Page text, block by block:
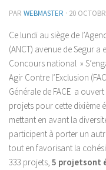
PAR WEBMASTER · 20
Ce lundi au siège de
(ANCT) avenue de Segur a
Concours national »
Agir Contre l’Exclusion
Générale de FACE a
projets pour cette dixième
mettant en avant la
participent à porter un
tout en favorisant la
333 projets, 5 projetsont